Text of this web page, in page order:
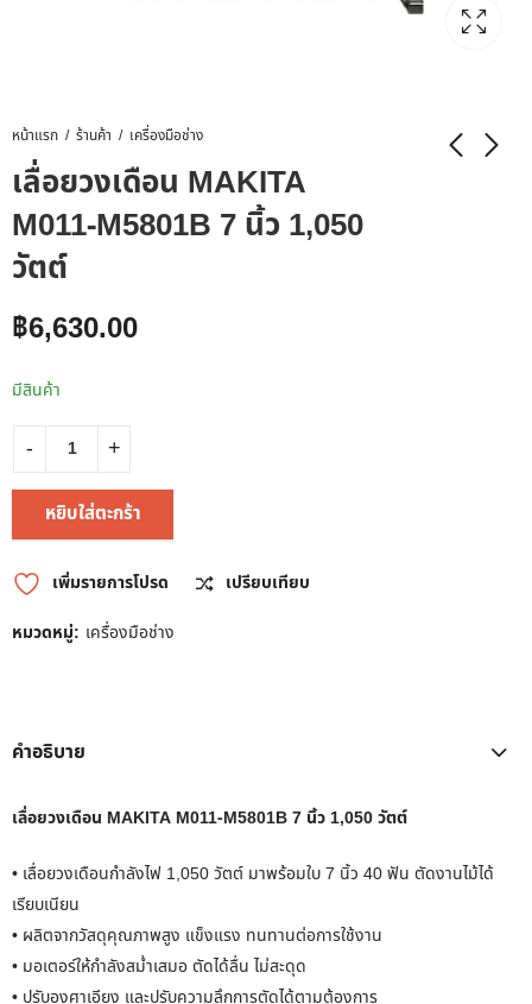
หน้าแรก ร้านค้า เครื่องมือช่าง
เลื่อยวงเดือน MAKITA
M011-M5801B 7 นิ้ว 1,050
วัตต์
฿6,630.00
มีสินค้า
หยิบใส่ตะกร้า
เพิ่มรายการโปรด
เปรียบเทียบ
หมวดหมู่: เครื่องมือช่าง
คำอธิบาย
เลื่อยวงเดือน MAKITA M011-M5801B 7 นิ้ว 1,050 วัตต์
• เลื่อยวงเดือนกำลังไฟ 1,050 วัตต์ มาพร้อมใบ 7 นิ้ว 40 ฟัน ตัดงานไม้ได้
เรียบเนียน
• ผลิตจากวัสดุคุณภาพสูง แข็งแรง ทนทานต่อการใช้งาน
• มอเตอร์ให้กำลังสม่ำเสมอ ตัดได้ลื่น ไม่สะดุด
• ปรับองศาเอียง และปรับความลึกการตัดได้ตามต้องการ